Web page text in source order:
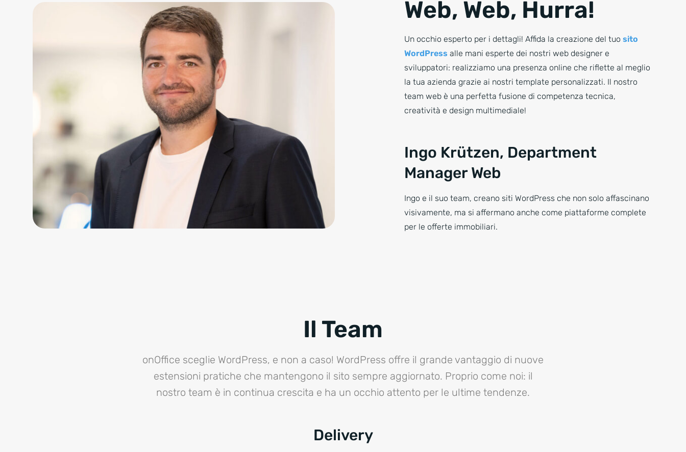
Web, Web, Hurra!
Un occhio esperto per i dettagli! Affida la creazione del tuo sito
WordPress alle mani esperte dei nostri web designer e
sviluppatori: realizziamo una presenza online che riflette al meglio
la tua azienda grazie ai nostri template personalizzati. Il nostro
team web è una perfetta fusione di competenza tecnica,
creatività e design multimediale!
Ingo Krützen, Department
Manager Web
Ingo e il suo team, creano siti WordPress che non solo affascinano
visivamente, ma si affermano anche come piattaforme complete
per le offerte immobiliari.
Il Team
onOffice sceglie WordPress, e non a caso! WordPress offre il grande vantaggio di nuove
estensioni pratiche che mantengono il sito sempre aggiornato. Proprio come noi: il
nostro team è in continua crescita e ha un occhio attento per le ultime tendenze.
Delivery